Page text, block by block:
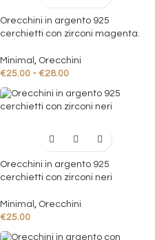
Orecchini in argento 925
cerchietti con zirconi magenta.
Minimal , Orecchini
€25.00 - €28.00
Orecchini in argento 925
cerchietti con zirconi neri
Minimal , Orecchini
€25.00